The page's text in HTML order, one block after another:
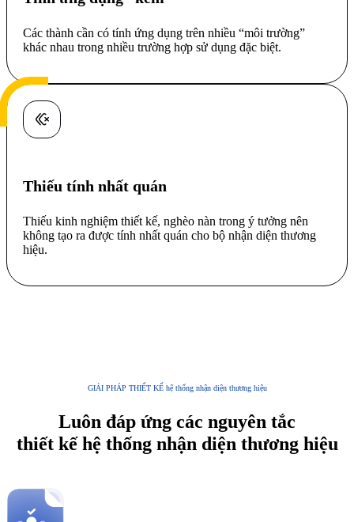
Các thành cần có tính ứng dụng trên nhiều “môi trường”
khác nhau trong nhiều trường hợp sử dụng đặc biệt.
Thiếu tính nhất quán
Thiếu kinh nghiệm thiết kế, nghèo nàn trong ý tưởng nên
không tạo ra được tính nhất quán cho bộ nhận diện thương
hiệu.
GIẢI PHÁP THIẾT KẾ hệ thống nhận diện thương hiệu
Luôn đáp ứng các nguyên tắc
thiết kế hệ thống nhận diện thương hiệu